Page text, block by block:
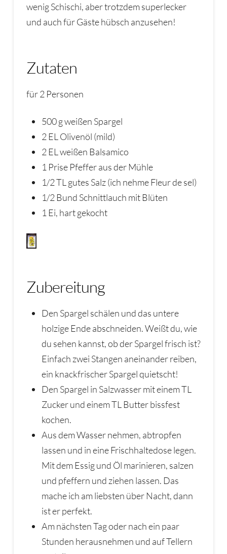
wenig Schischi, aber trotzdem superlecker
und auch für Gäste hübsch anzusehen!
Zutaten
für 2 Personen
500 g weißen Spargel
2 EL Olivenöl (mild)
2 EL weißen Balsamico
1 Prise Pfeffer aus der Mühle
1/2 TL gutes Salz (ich nehme Fleur de sel)
1/2 Bund Schnittlauch mit Blüten
1 Ei, hart gekocht
Zubereitung
Den Spargel schälen und das untere
holzige Ende abschneiden. Weißt du, wie
du sehen kannst, ob der Spargel frisch ist?
Einfach zwei Stangen aneinander reiben,
ein knackfrischer Spargel quietscht!
Den Spargel in Salzwasser mit einem TL
Zucker und einem TL Butter bissfest
kochen.
Aus dem Wasser nehmen, abtropfen
lassen und in eine Frischhaltedose legen.
Mit dem Essig und Öl marinieren, salzen
und pfeffern und ziehen lassen. Das
mache ich am liebsten über Nacht, dann
ist er perfekt.
Am nächsten Tag oder nach ein paar
Stunden herausnehmen und auf Tellern